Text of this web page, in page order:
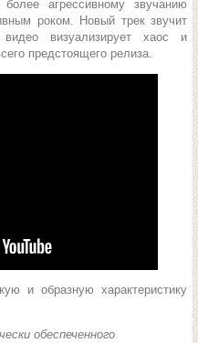
агрессивному звучанию
роком. Новый трек звучит
визуализирует хаос и
предстоящего релиза.
и образную характеристику
обеспеченного